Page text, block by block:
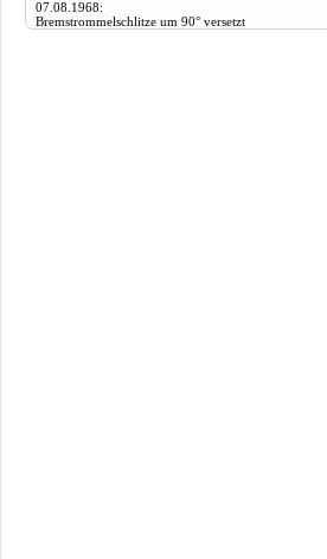
07.08.1968:
Bremstrommelschlitze um 90° versetzt